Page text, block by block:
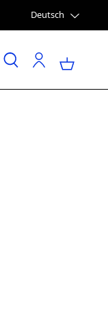
Deutsch